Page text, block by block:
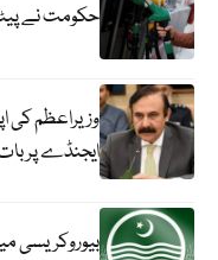
حکومت نے
وزیراعظم کی
ایجنڈے پر
بیوروکریسی